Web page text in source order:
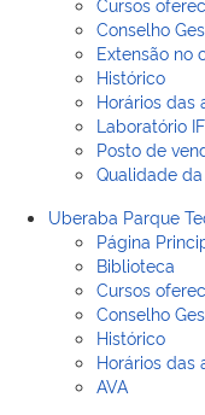
Conselho
Extensão no
Histórico
Horários das
Laboratório
Posto de
Qualidade
Uberaba Parque
Página
Biblioteca
Cursos
Conselho
Histórico
Horários das
AVA